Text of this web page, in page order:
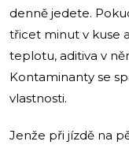
denně jedete.
třicet minut v kuse
teplotu, aditiva v
Kontaminanty se
vlastnosti.
Jenže při jízdě na